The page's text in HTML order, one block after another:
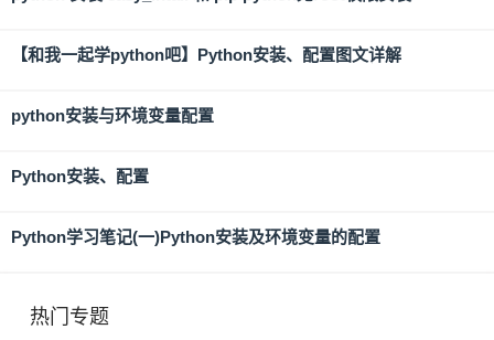
【和我一起学python吧】Python安装、配置图文详解
python安装与环境变量配置
Python安装、配置
Python学习笔记(一)Python安装及环境变量的配置
热门专题